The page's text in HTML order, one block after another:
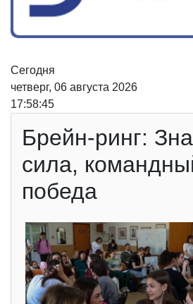
Сегодня
четверг, 06 августа 2026
17:58:45
Брейн-ринг:
сила,
победа